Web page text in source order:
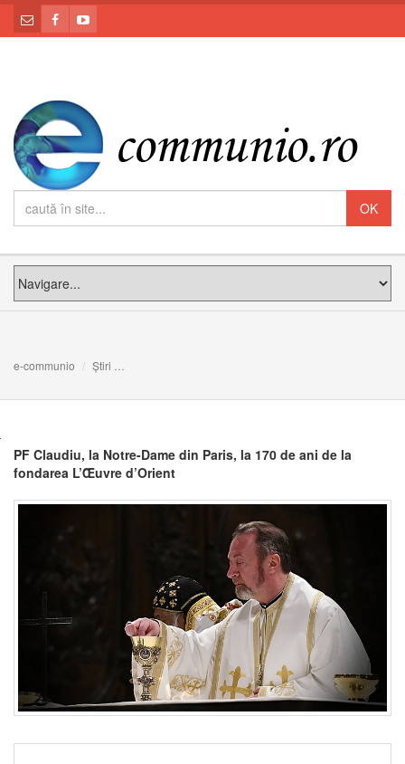
e-communio Știri
PF Claudiu, la Notre-Dame din Paris, la 170 de ani de la
fondarea L’Œuvre d’Orient